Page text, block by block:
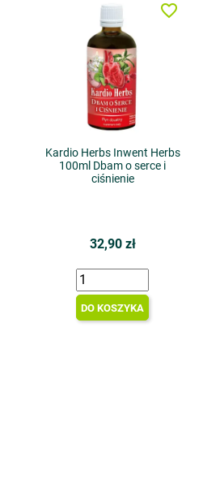
Kardio Herbs Inwent Herbs
100ml Dbam o serce i
ciśnienie
32,90 zł
DO KOSZYKA
favorite_border